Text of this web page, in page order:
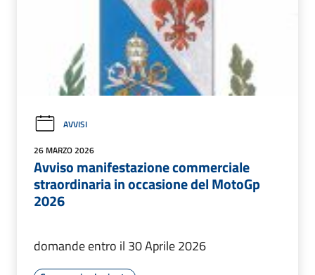
AVVISI
26 MARZO 2026
Avviso manifestazione commerciale
straordinaria in occasione del MotoGp
2026
domande entro il 30 Aprile 2026